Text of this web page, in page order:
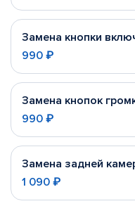
Замена кнопки
990 ₽
Замена кнопок
990 ₽
Замена задней
1 090 ₽